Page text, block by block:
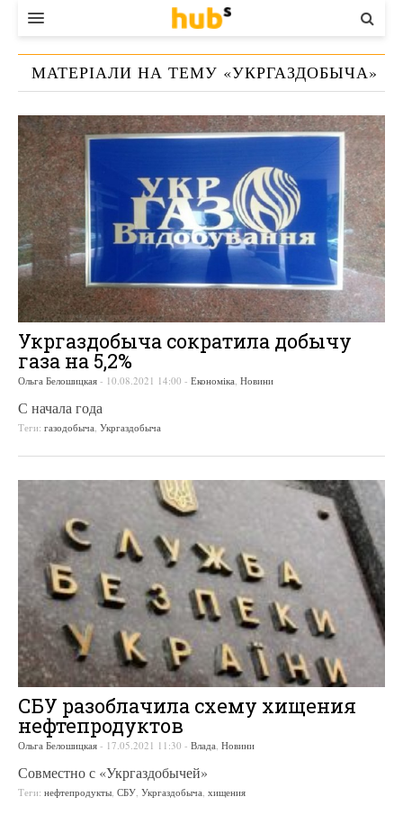
ВЛАДА
ЕКОНОМІКА
БІЗНЕС
СТАРТЕР
КОНТАКТИ
МАТЕРІАЛИ НА ТЕМУ «УКРГАЗДОБЫЧА»
Укргаздобыча сократила добычу
газа на 5,2%
Ольга Белошицкая - 10.08.2021 14:00 - Економіка Новини
С начала года
Теги: газодобыча Укргаздобыча
СБУ разоблачила схему хищения
нефтепродуктов
Ольга Белошицкая - 17.05.2021 11:30 - Влада, Новини
Совместно с «Укргаздобычей»
Теги: нефтепродукты, СБУ, Укргаздобыча, хищения